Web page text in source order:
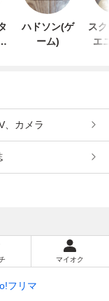
ハドソン(ゲ
ーム)
ス
エ
、カメラ
マイオク
フリマ